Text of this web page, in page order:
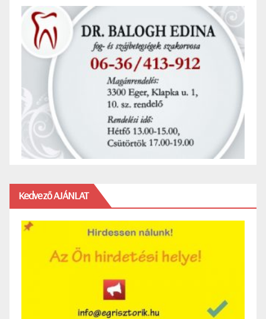
Kedvező AJÁNLAT